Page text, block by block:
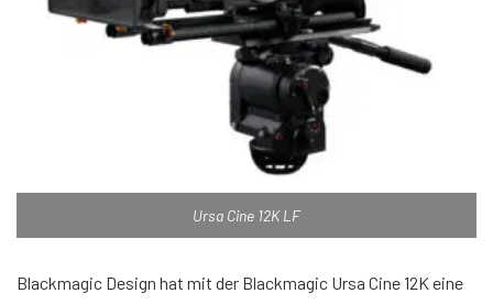
Ursa Cine 12K LF
Blackmagic Design hat mit der Blackmagic Ursa Cine 12K eine